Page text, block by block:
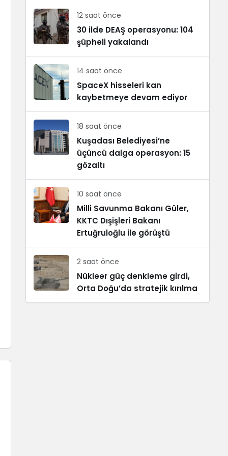
12 saat önce
30 ilde DEAŞ operasyonu: 104
şüpheli yakalandı
14 saat önce
SpaceX hisseleri kan
kaybetmeye devam ediyor
18 saat önce
Kuşadası Belediyesi’ne
üçüncü dalga operasyon: 15
gözaltı
10 saat önce
Milli Savunma Bakanı Güler,
KKTC Dışişleri Bakanı
Ertuğruloğlu ile görüştü
2 saat önce
Nükleer güç denkleme girdi,
Orta Doğu’da stratejik kırılma